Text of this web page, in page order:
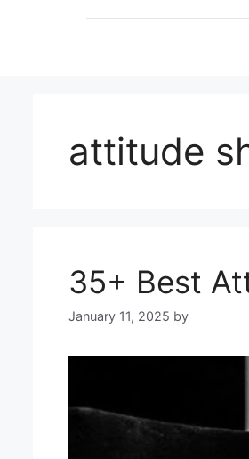
attitude
35+ Best
January 11, 2025 by